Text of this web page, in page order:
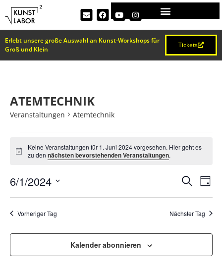
Erlebt unsere große Auswahl an Kunst-Workshops für
Groß und Klein
Tickets
ATEMTECHNIK
Veranstaltungen Atemtechnik
Hinweis
Keine Veranstaltungen für 1. Juni 2024 vorgesehen. Hier geht es
zu den nächsten bevorstehenden Veranstaltungen.
UND
SucheTag
6/1/2024
wählen.
Vorheriger Tag Nächster Tag
Kalender abonnieren